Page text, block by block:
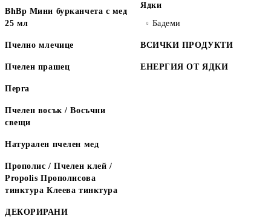
BhBp Мини бурканчета с мед
25 мл
Пчелно млечице
Пчелен прашец
Перга
Пчелен восък / Восъчни
свещи
Натурален пчелен мед
Прополис / Пчелен клей /
Propolis Прополисова
тинктура Клеева тинктура
ДЕКОРИРАНИ
Ядки
Бадеми
ВСИЧКИ ПРОДУКТИ
ЕНЕРГИЯ ОТ ЯДКИ